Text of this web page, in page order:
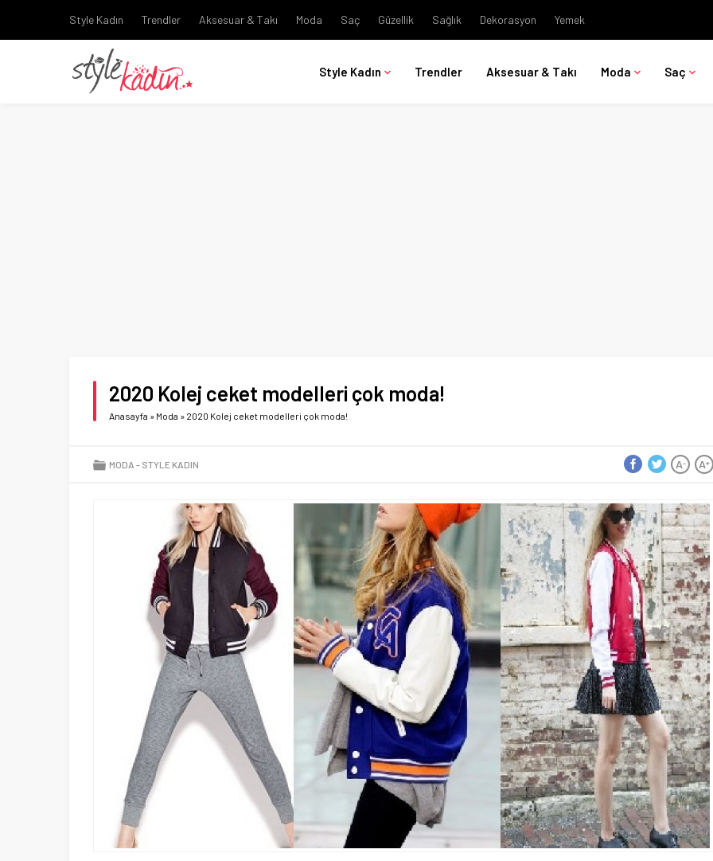
Style Kadın Trendler Aksesuar & Takı Moda Saç Güzellik Sağlık Dekorasyon Yemek
Style Kadın Trendler Aksesuar & Takı Moda Saç
2020 Kolej ceket modelleri çok moda!
Anasayfa » Moda » 2020 Kolej ceket modelleri çok moda!
MODA STYLE KADIN A+
A-